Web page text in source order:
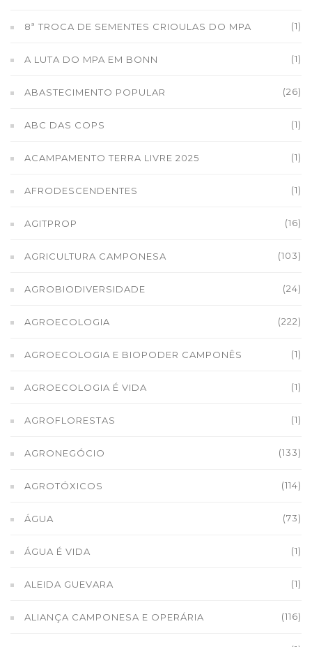
8ª TROCA DE SEMENTES CRIOULAS DO MPA (1)
A LUTA DO MPA EM BONN (1)
ABASTECIMENTO POPULAR (26)
ABC DAS COPS (1)
ACAMPAMENTO TERRA LIVRE 2025 (1)
AFRODESCENDENTES (1)
AGITPROP (16)
AGRICULTURA CAMPONESA (103)
AGROBIODIVERSIDADE (24)
AGROECOLOGIA (222)
AGROECOLOGIA E BIOPODER CAMPONÊS (1)
AGROECOLOGIA É VIDA (1)
AGROFLORESTAS (1)
AGRONEGÓCIO (133)
AGROTÓXICOS (114)
ÁGUA (73)
ÁGUA É VIDA (1)
ALEIDA GUEVARA (1)
ALIANÇA CAMPONESA E OPERÁRIA (116)